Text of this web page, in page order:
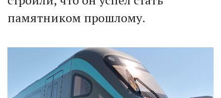
памятником прошлому.